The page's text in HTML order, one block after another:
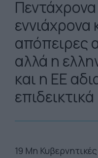
Πεντάχρονα
εννιάχρονα
απόπειρες
αλλά η
και η ΕΕ
επιδεικτικά
19 Μη